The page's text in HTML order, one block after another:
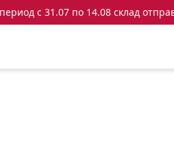
с 31.07 по 14.08 склад